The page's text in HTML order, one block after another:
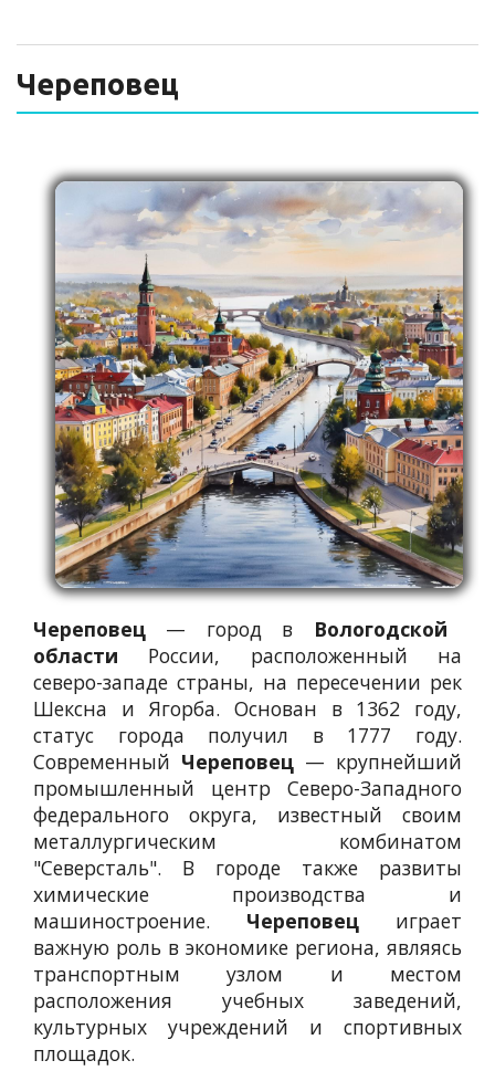
СТРОИТЕЛЬНЫЙ АУДИТ
НОРМАТИВНЫЕ ДОКУМЕНТЫ
ПРЕССА
РЕЕСТРЫ
Череповец
Череповец — город в Вологодской
области России, расположенный на
северо-западе страны, на пересечении рек
Шексна и Ягорба. Основан в 1362 году,
статус города получил в 1777 году.
Современный Череповец — крупнейший
промышленный центр Северо-Западного
федерального округа, известный своим
металлургическим комбинатом
"Северсталь". В городе также развиты
химические производства и
машиностроение. Череповец играет
важную роль в экономике региона, являясь
транспортным узлом и местом
расположения учебных заведений,
культурных учреждений и спортивных
площадок.